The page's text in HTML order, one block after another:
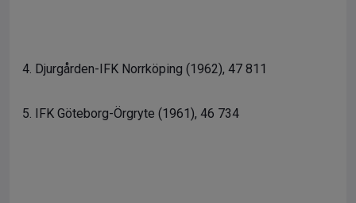
4. Djurgården-IFK Norrköping (1962), 47 811
5. IFK Göteborg-Örgryte (1961), 46 734